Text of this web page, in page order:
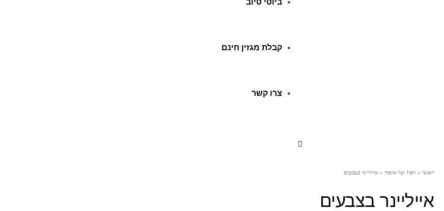
ביוטי טיוב
קבלת מגזין חינם
צרו קשר
ראשי » יופי! של איפור » אייליינר בצבעים
אייליינר בצבעים